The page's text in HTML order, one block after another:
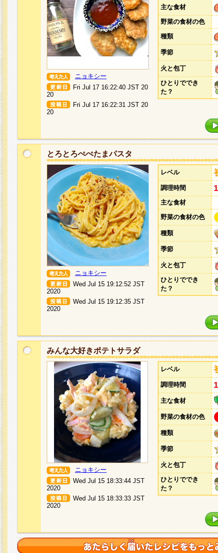
ニョキシー
Fri Jul 17 16:22:40 JST 20
20
Fri Jul 17 16:22:31 JST 20
20
主な食材
野菜の食材の色
種類
季節
火と包丁
ひとりででき
た？
とろとろぺぺたまパスタ
ニョキシー
Wed Jul 15 19:12:52 JST
2020
Wed Jul 15 19:12:35 JST
2020
レベル
調理時間
主な食材
野菜の食材の色
種類
季節
火と包丁
ひとりででき
た？
みんな大好きポテトサラダ
ニョキシー
Wed Jul 15 18:33:44 JST
2020
Wed Jul 15 18:33:33 JST
2020
レベル
調理時間
主な食材
野菜の食材の色
種類
季節
火と包丁
ひとりででき
た？